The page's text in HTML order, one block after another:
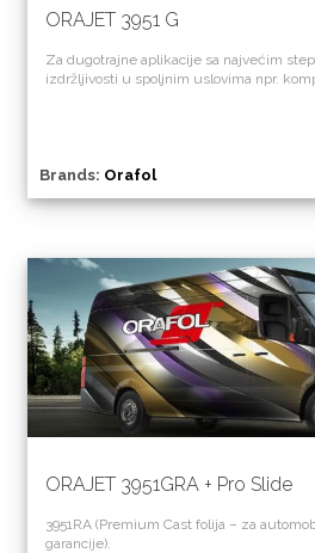
ORAJET 3951 G
Za dugotrajne aplikacije sa najvećim
izdržljivosti u spoljnim uslovima npr.
Brands: Orafol
ORAJET 3951GRA + Pro Slide
3951RA (Premium Cast folija – za
garancije).